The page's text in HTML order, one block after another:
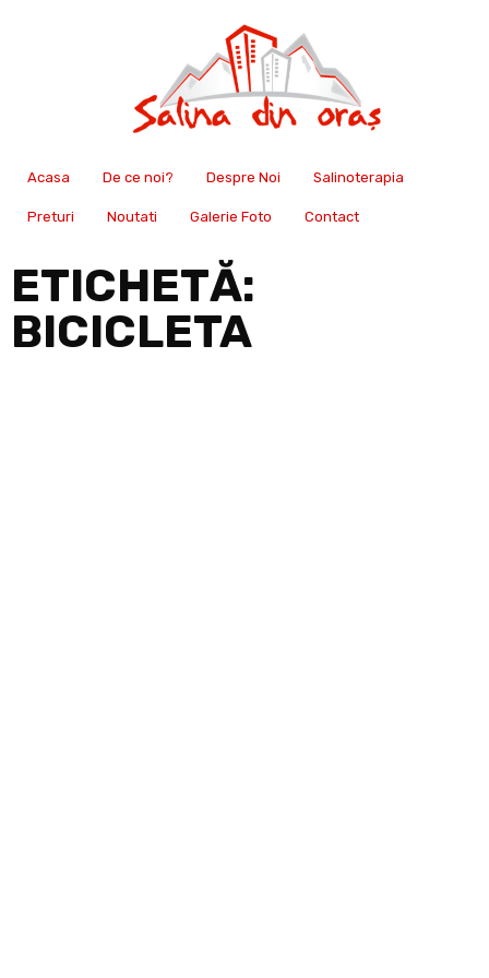
Acasa De ce noi? Despre Noi Salinoterapia
Preturi Noutati Galerie Foto Contact
ETICHETĂ:
BICICLETA